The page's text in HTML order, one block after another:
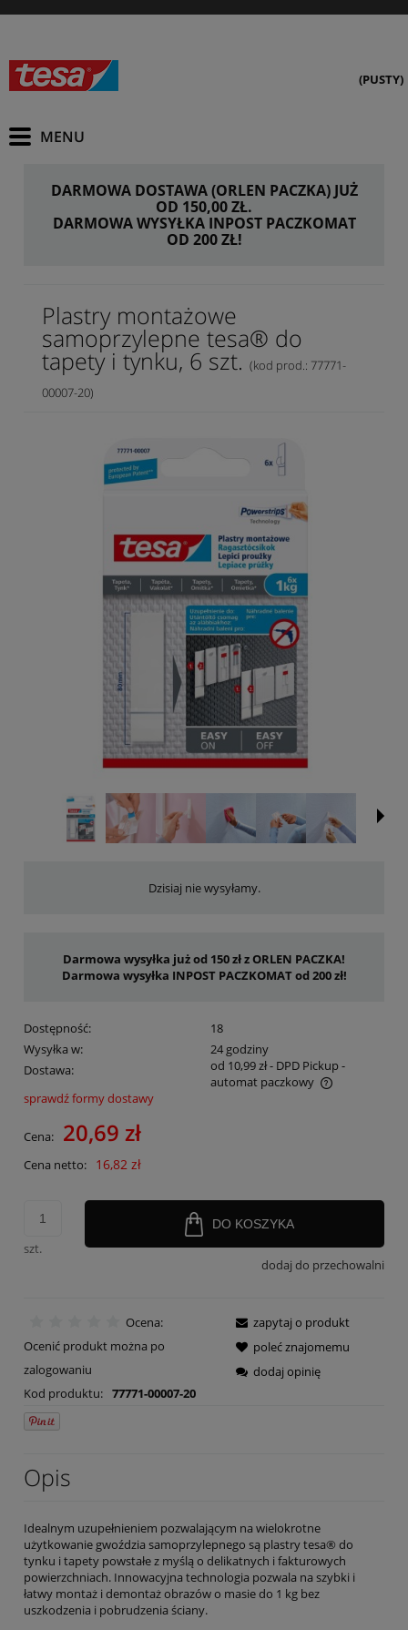
(PUSTY)
DARMOWA DOSTAWA (ORLEN PACZKA) JUŻ
OD 150,00 ZŁ.
DARMOWA WYSYŁKA INPOST PACZKOMAT
OD 200 ZŁ!
Plastry montażowe
samoprzylepne tesa® do
tapety i tynku, 6 szt. (kod prod.: 77771-
00007-20)
Dzisiaj nie wysyłamy.
Darmowa wysyłka już od 150 zł z ORLEN PACZKA!
Darmowa wysyłka INPOST PACZKOMAT od 200 zł!
Dostępność:
18
Wysyłka w:
24 godziny
Dostawa:
od 10,99 zł- DPD Pickup -
automat paczkowy
Cena nie zawiera ewentualnych kosztów płatności
sprawdź formy dostawy
Cena: 20,69 zł
Cena netto: 16,82 zł
szt.
DO KOSZYKA
dodaj do przechowalni
Ocena:
Ocenić produkt można po
zalogowaniu
Kod produktu: 77771-00007-20
zapytaj o produkt
poleć znajomemu
dodaj opinię
Opis
Idealnym uzupełnieniem pozwalającym na wielokrotne
użytkowanie gwoździa samoprzylepnego są plastry tesa® do
tynku i tapety powstałe z myślą o delikatnych i fakturowych
powierzchniach. Innowacyjna technologia pozwala na szybki i
łatwy montaż i demontaż obrazów o masie do 1 kg bez
uszkodzenia i pobrudzenia ściany.